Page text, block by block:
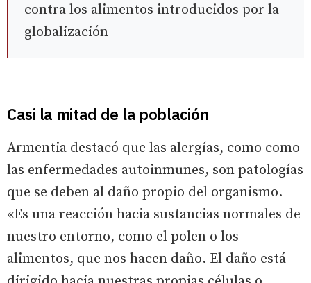
contra los alimentos introducidos por la
globalización
Casi la mitad de la población
Armentia destacó que las alergías, como como
las enfermedades autoinmunes, son patologías
que se deben al daño propio del organismo.
«Es una reacción hacia sustancias normales de
nuestro entorno, como el polen o los
alimentos, que nos hacen daño. El daño está